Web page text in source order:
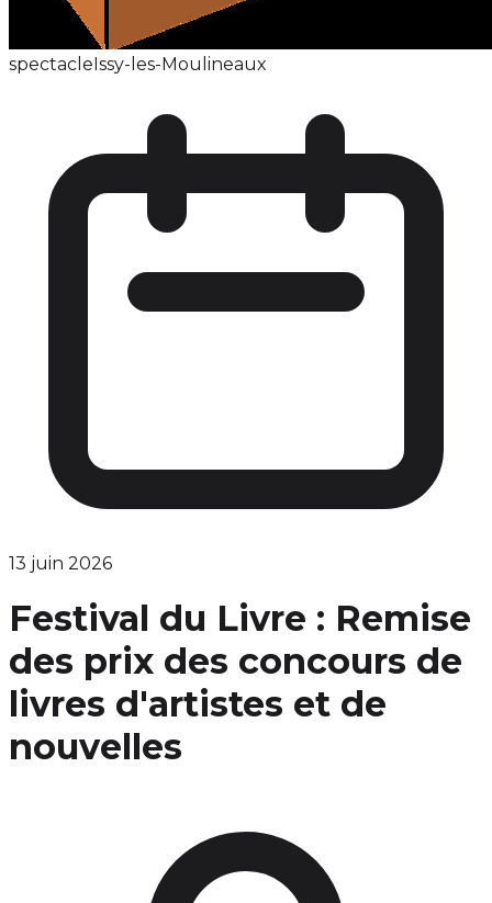
spectacleIssy-les-Moulineaux
13 juin 2026
Festival du Livre : Remise
des prix des concours de
livres d'artistes et de
nouvelles